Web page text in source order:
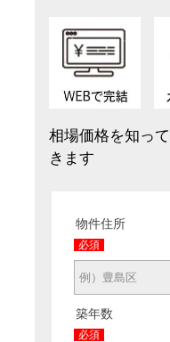
相場価格を知っ
きます
物件住所
必須
築年数
必須